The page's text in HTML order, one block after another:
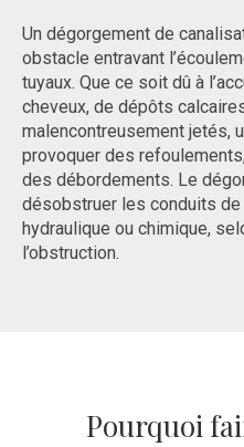
Un dégorgement de
obstacle entravant
tuyaux. Que ce soit dû à
cheveux, de dépôts
malencontreusement jetés,
provoquer des
des débordements. Le
désobstruer les conduits de
hydraulique ou chimique,
l’obstruction.
Pourquoi